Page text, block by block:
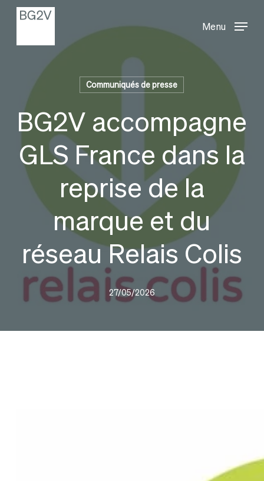
Skip
main
Menu
Communiqués de presse
BG2V accompagne
GLS France dans la
reprise de la
marque et du
réseau Relais Colis
27/05/2026